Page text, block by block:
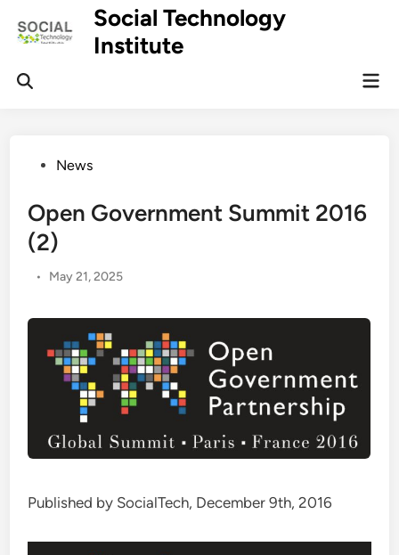
Social Technology
Institute
PostedNews
Open Government Summit 2016
(2)
• May 21, 2025
Published by SocialTech, December 9th, 2016